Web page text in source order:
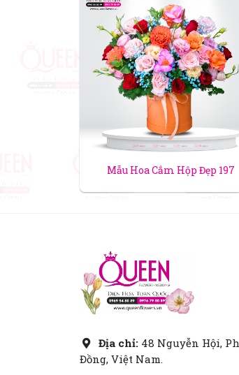
Mẫu Hoa Cắm Hộp Đẹp 197
Địa chỉ: 48 Nguyễn Hội,
Đồng, Việt Nam.